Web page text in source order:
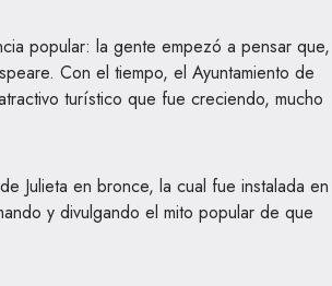
popular: la gente empezó a pensar que,
Con el tiempo, el Ayuntamiento de
turístico que fue creciendo, mucho
Julieta en bronce, la cual fue instalada en
y divulgando el mito popular de que